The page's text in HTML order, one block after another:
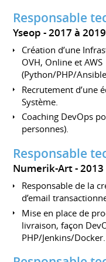
Responsable
Yseop 2017 à 2019
Création d’une
OVH, Online et AWS
(Python/PHP/
Recrutement d’une
Système.
Coaching DevOps
personnes).
Responsable
Numerik-Art 2013
Responsable de la
d’email
Mise en place de
livraison, façon
PHP/Jenkins/Docker.